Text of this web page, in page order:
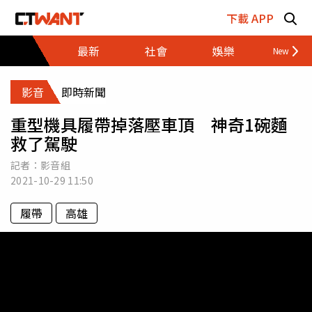
下載 APP
最新
社會 娛樂 財經
影音 即時新聞
重型機具履帶掉落壓車頂 神奇1碗麵
救了駕駛
記者：影音組
2021-10-29 11:50
履帶 高雄